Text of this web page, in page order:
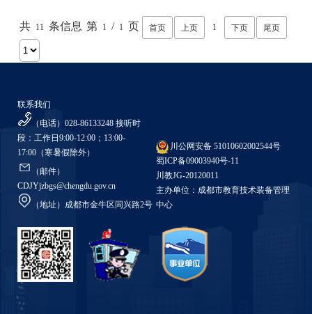
共 11 条信息 第 1 / 1 页 首页 上页 1 下页 尾页
联系我们
（电话）028-86133248 接听时
段：工作日9:00-12:00；13:00-
17:00（寒暑假除外）
（邮件）
CDJYjzbgs@chengdu.gov.cn
（地址）成都市金牛区同兴路2号
川公网安备 51010602002544号
蜀ICP备09003940号-11
川教JG-20120011
主办单位：成都市教育技术装备管理
中心